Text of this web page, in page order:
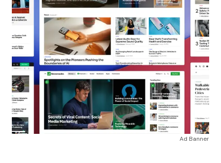
Ad Banner